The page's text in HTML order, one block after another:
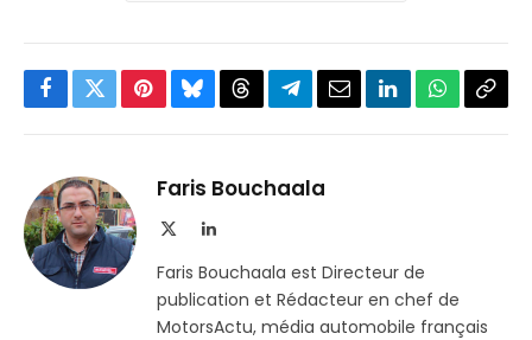
Facebook
TwitterPinterestBlueskyThreadsPartager
Telegram
EmailLinkedInWhatsApp
Faris Bouchaala
LinkedIn
Faris Bouchaala est Directeur de
publication et Rédacteur en chef de
MotorsActu, média automobile français